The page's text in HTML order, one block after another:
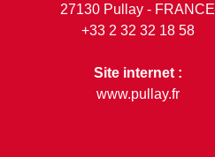
27130 Pullay - FRANCE
+33 2 32 32 18 58
Site internet :
www.pullay.fr